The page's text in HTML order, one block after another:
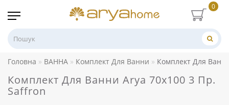
0
Головна ВАННА Комплект Для Ванни Комплект Для
Комплект Для Ванни Arya 70x100 3 Пр.
Saffron